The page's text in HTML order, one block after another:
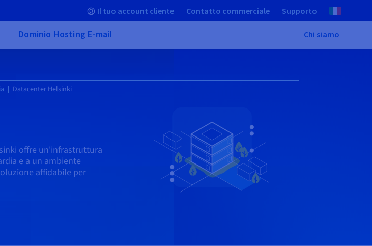
Il tuo account cliente Contatto commerciale Supporto
Dominio Hosting E-mail Chi siamo
Datacenter Helsinki
offre un'infrastruttura
e a un ambiente
affidabile per